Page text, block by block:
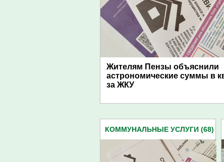
Жителям Пензы объяснили
астрономические суммы в
за ЖКУ
КОММУНАЛЬНЫЕ УСЛУГИ (68)